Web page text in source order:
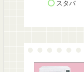
スタバ